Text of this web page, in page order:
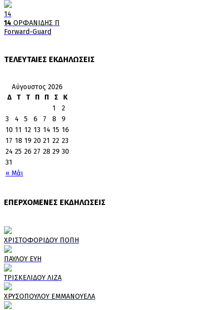
14
14 ΟΡΦΑΝΙΔΗΣ Π
Forward-Guard
ΤΕΛΕΥΤΑΙΕΣ ΕΚΔΗΛΩΣΕΙΣ
Αύγουστος 2026
Δ
Τ Τ Π Π Σ Κ
« Μάι
1
2
3
4 5 6 7 8
9
10 11 12 13 14 15 16
17 18 19 20 21 22 23
24 25 26 27 28 29 30
31
ΕΠΕΡΧΟΜΕΝΕΣ ΕΚΔΗΛΩΣΕΙΣ
ΧΡΙΣΤΟΦΟΡΙΔΟΥ ΠΟΠΗ
ΠΑΥΛΟΥ ΕΥΗ
ΤΡΙΣΚΕΛΙΔΟΥ ΛΙΖΑ
ΧΡΥΣΟΠΟΥΛΟΥ ΕΜΜΑΝΟΥΕΛΑ